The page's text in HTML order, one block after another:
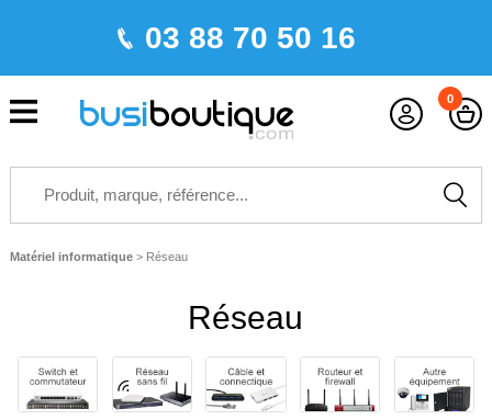
03 88 70 50 16
0
Matériel informatique > Réseau
Réseau